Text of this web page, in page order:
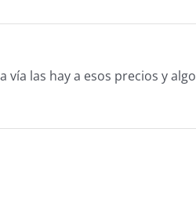
vía las hay a esos precios y algo